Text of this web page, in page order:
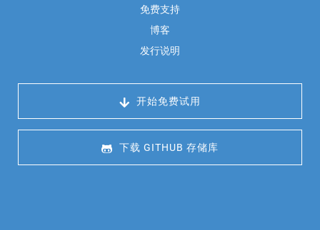
免费支持
博客
发行说明
开始免费试用
下载 GITHUB 存储库